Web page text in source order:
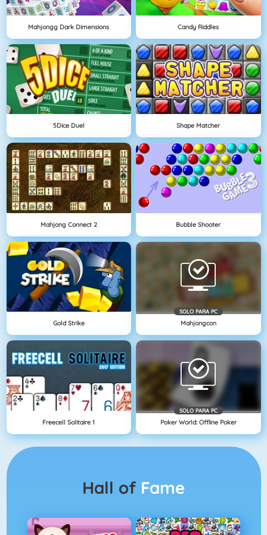
Mahjongg Dark Dimensions Candy Riddles
5Dice Duel Shape Matcher
Mahjong Connect 2 Bubble Shooter
Gold Strike
SOLO PARA PC
Mahjongcon
Freecell Solitaire 1
SOLO PARA PC
Poker World: Offline Poker
Hall of Fame